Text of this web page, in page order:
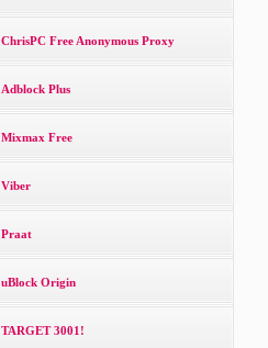
ChrisPC Free Anonymous Proxy
Adblock Plus
Mixmax Free
Viber
Praat
uBlock Origin
TARGET 3001!